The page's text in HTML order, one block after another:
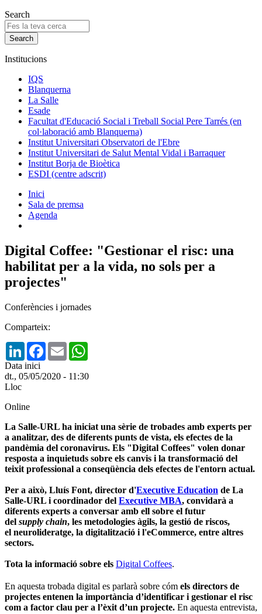
Search
Institucions
IQS
Blanquerna
La Salle
Esade
Facultat d'Educació Social i Treball Social Pere Tarrés (en
col·laboració amb Blanquerna)
Institut Universitari Observatori de l'Ebre
Institut Universitari de Salut Mental Vidal i Barraquer
Institut Borja de Bioètica
ESDI (centre adscrit)
Inici
Sala de premsa
Agenda
Digital Coffee: "Gestionar el risc: una
habilitat per a la vida, no sols per a
projectes​"
Conferències i jornades
Comparteix:
LinkedInFacebook
Email
Data inici
dt., 05/05/2020 - 11:30
Lloc
Online
La Salle-URL ha iniciat una sèrie de trobades amb experts per
a analitzar, des de diferents punts de vista, els efectes de la
pandèmia del coronavirus. Els "Digital Coffees" volen donar
resposta a inquietuds sobre els canvis i la transformació del
teixit professional a conseqüència dels efectes de l'entorn actual.
Per a això, Lluís Font, director d'Executive Education de La
Salle-URL i coordinador del Executive MBA, convidarà a
diferents experts a conversar amb ell sobre el futur
del supply chain, les metodologies àgils, la gestió de riscos,
el neurolideratge, la digitalització i l'eCommerce, entre altres
sectors.
Tota la informació sobre els Digital Coffees.
En aquesta trobada digital es parlarà sobre cóm els directors de
projectes entenen la importància d’identificar i gestionar el risc
com a factor clau per a l’èxit d’un projecte. En aquesta entrevista,